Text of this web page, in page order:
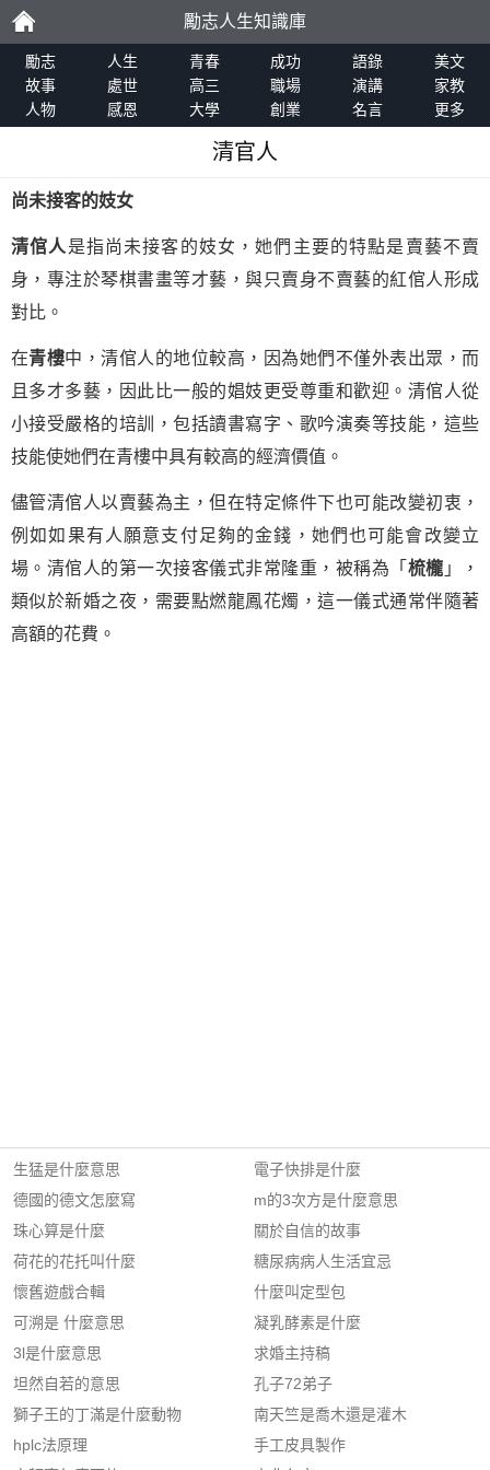
勵
志
勵志人生知識庫
勵志 人生 青春 成功 語錄
美文
故事
處世 高三 職場 演講
家教
人物
感恩 大學 創業 名言 更多
清官人
尚未接客的妓女
清倌人 是指尚未接客的妓女，她們主要的特點是賣藝不賣
身，專注於琴棋書畫等才藝，與只賣身不賣藝的紅倌人形成
對比。
在青樓中，清倌人的地位較高，因為她們不僅外表出眾，而
且多才多藝，因此比一般的娼妓更受尊重和歡迎。清倌人從
小接受嚴格的培訓，包括讀書寫字、歌吟演奏等技能，這些
技能使她們在青樓中具有較高的經濟價值。
儘管清倌人以賣藝為主，但在特定條件下也可能改變初衷，
例如如果有人願意支付足夠的金錢，她們也可能會改變立
場。清倌人的第一次接客儀式非常隆重，被稱為「 梳櫳 」，
類似於新婚之夜，需要點燃龍鳳花燭，這一儀式通常伴隨著
高額的花費。
生猛是什麼意思
德國的德文怎麼寫
珠心算是什麼
荷花的花托叫什麼
懷舊遊戲合輯
可溯是 什麼意思
3l是什麼意思
坦然自若的意思
獅子王的丁滿是什麼動物
hplc法原理
電子快排是什麼
m的3次方是什麼意思
關於自信的故事
糖尿病病人生活宜忌
什麼叫定型包
凝乳酵素是什麼
求婚主持稿
孔子72弟子
南天竺是喬木還是灌木
手工皮具製作